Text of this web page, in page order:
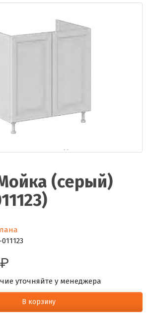
(серый)
уточняйте у менеджера
В корзину